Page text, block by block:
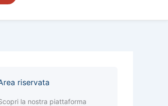
riservata
la nostra piattaforma